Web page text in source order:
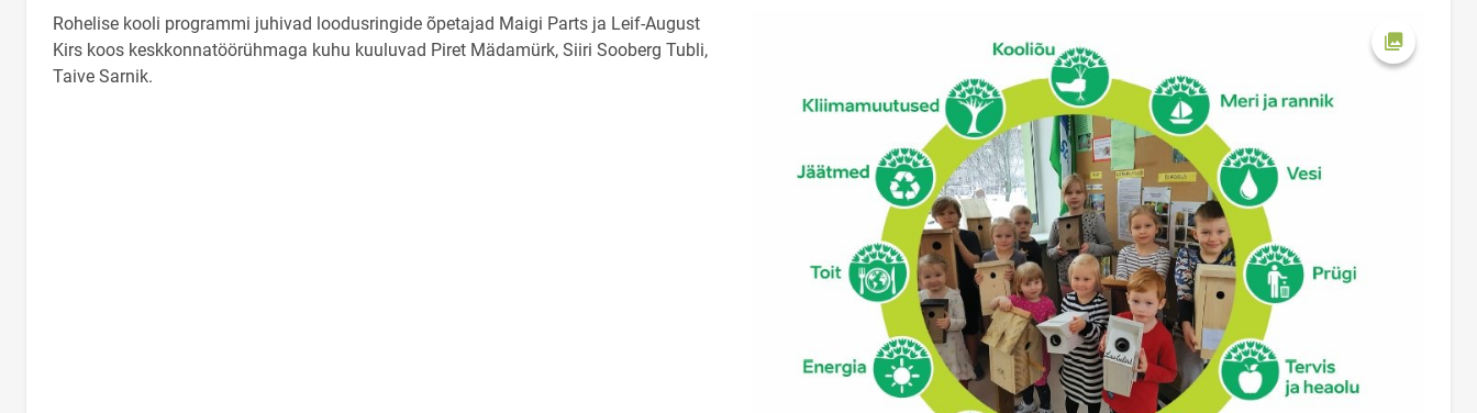
Rohelise kooli programmi juhivad loodusringide õpetajad Maigi Parts ja Leif-August
Kirs koos keskkonnatöörühmaga kuhu kuuluvad Piret Mädamürk, Siiri Sooberg Tubli,
Taive Sarnik.
Ava foto